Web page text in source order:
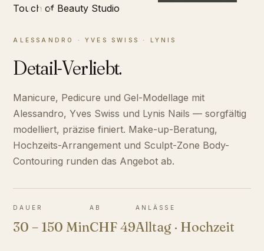
03
ALESSANDRO · YVES SWISS · LYNIS
Detail-Verliebt.
Manicure, Pedicure und Gel-Modellage mit
Alessandro, Yves Swiss und Lynis Nails — sorgfältig
modelliert, präzise finiert. Make-up-Beratung,
Hochzeits-Arrangement und Sculpt-Zone Body-
Contouring runden das Angebot ab.
DAUER
30 – 150 Min
AB
CHF 49
ANLÄSSE
Alltag · Hochzeit